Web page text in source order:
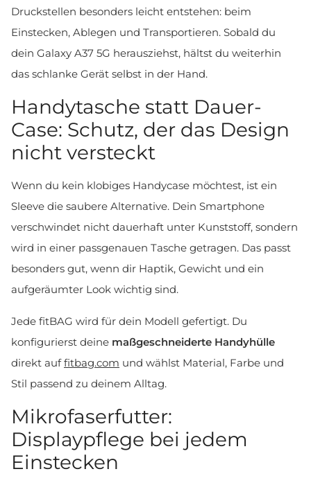
Druckstellen besonders leicht entstehen: beim
Einstecken, Ablegen und Transportieren. Sobald du
dein Galaxy A37 5G herausziehst, hältst du weiterhin
das schlanke Gerät selbst in der Hand.
Handytasche statt Dauer-
Case: Schutz, der das Design
nicht versteckt
Wenn du kein klobiges Handycase möchtest, ist ein
Sleeve die saubere Alternative. Dein Smartphone
verschwindet nicht dauerhaft unter Kunststoff, sondern
wird in einer passgenauen Tasche getragen. Das passt
besonders gut, wenn dir Haptik, Gewicht und ein
aufgeräumter Look wichtig sind.
Jede fitBAG wird für dein Modell gefertigt. Du
konfigurierst deine maßgeschneiderte Handyhülle
direkt auffitbag.com und wählst Material, Farbe und
Stil passend zu deinem Alltag.
Mikrofaserfutter:
Displaypflege bei jedem
Einstecken